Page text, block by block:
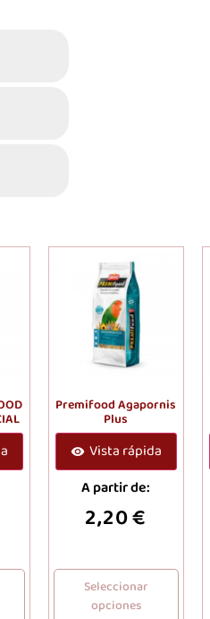
Premifood Agapornis
Plus
Vista rápida
A partir de:
2,20€
Seleccionar
opciones